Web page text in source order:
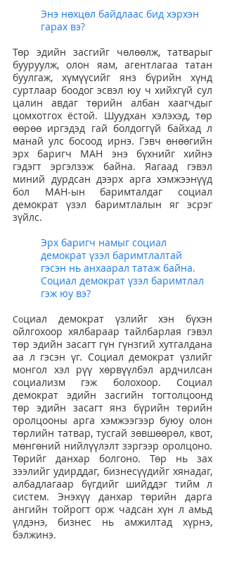
Энэ нөхцөл байдлаас бид хэрхэн
гарах вэ?
Төр эдийн засгийг чөлөөлж, татварыг
бууруулж, олон яам, агентлагаа татан
буулгаж, хүмүүсийг янз бүрийн хүнд
суртлаар боодог эсвэл юу ч хийхгүй сул
цалин авдаг төрийн албан хаагчдыг
цомхотгох ёстой. Шуудхан хэлэхэд, төр
өөрөө иргэдэд гай болдоггүй байхад л
манай улс босоод ирнэ. Гэвч өнөөгийн
эрх баригч МАН энэ бүхнийг хийнэ
гэдэгт эргэлзэж байна. Яагаад гэвэл
миний дурдсан дээрх арга хэмжээнүүд
бол МАН-ын баримталдаг социал
демократ үзэл баримтлалын яг эсрэг
зүйлс.
Эрх баригч намыг социал
демократ үзэл баримтлалтай
гэсэн нь анхаарал татаж байна.
Социал демократ үзэл баримтлал
гэж юу вэ?
Социал демократ үзлийг хэн бүхэн
ойлгохоор хялбараар тайлбарлая гэвэл
төр эдийн засагт гүн гүнзгий хутгалдана
аа л гэсэн үг. Социал демократ үзлийг
монгол хэл рүү хөрвүүлбэл ардчилсан
социализм гэж болохоор. Социал
демократ эдийн засгийн тогтолцоонд
төр эдийн засагт янз бүрийн төрийн
оролцооны арга хэмжээгээр буюу олон
төрлийн татвар, тусгай зөвшөөрөл, квот,
мөнгөний нийлүүлэлт зэргээр оролцоно.
Төрийг данхар болгоно. Төр нь зах
зээлийг удирддаг, бизнесүүдийг хянадаг,
албадлагаар бүгдийг шийддэг тийм л
систем. Энэхүү данхар төрийн дарга
ангийн тойрогт орж чадсан хүн л амьд
үлдэнэ, бизнес нь амжилтад хүрнэ,
бэлжинэ.